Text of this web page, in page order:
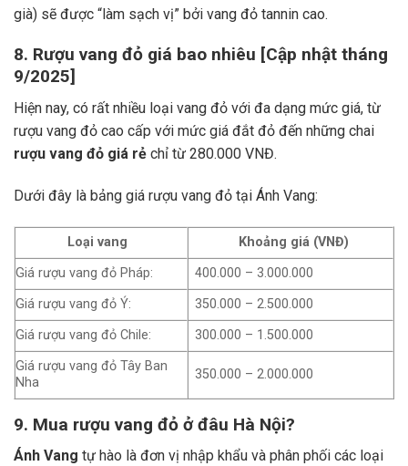
già) sẽ được “làm sạch vị” bởi vang đỏ tannin cao.
8. Rượu vang đỏ giá bao nhiêu [Cập nhật tháng
9/2025]
Hiện nay, có rất nhiều loại vang đỏ với đa dạng mức giá, từ
rượu vang đỏ cao cấp với mức giá đắt đỏ đến những chai
rượu vang đỏ giá rẻ chỉ từ 280.000 VNĐ.
Dưới đây là bảng giá rượu vang đỏ tại Ánh Vang:
Loại vang
Khoảng giá (VNĐ)
Giá rượu vang đỏ Pháp:
400.000 – 3.000.000
Giá rượu vang đỏ Ý:
350.000 – 2.500.000
Giá rượu vang đỏ Chile:
300.000 – 1.500.000
Giá rượu vang đỏ Tây Ban
Nha
350.000 – 2.000.000
9. Mua rượu vang đỏ ở đâu Hà Nội?
Ánh Vang tự hào là đơn vị nhập khẩu và phân phối các loại